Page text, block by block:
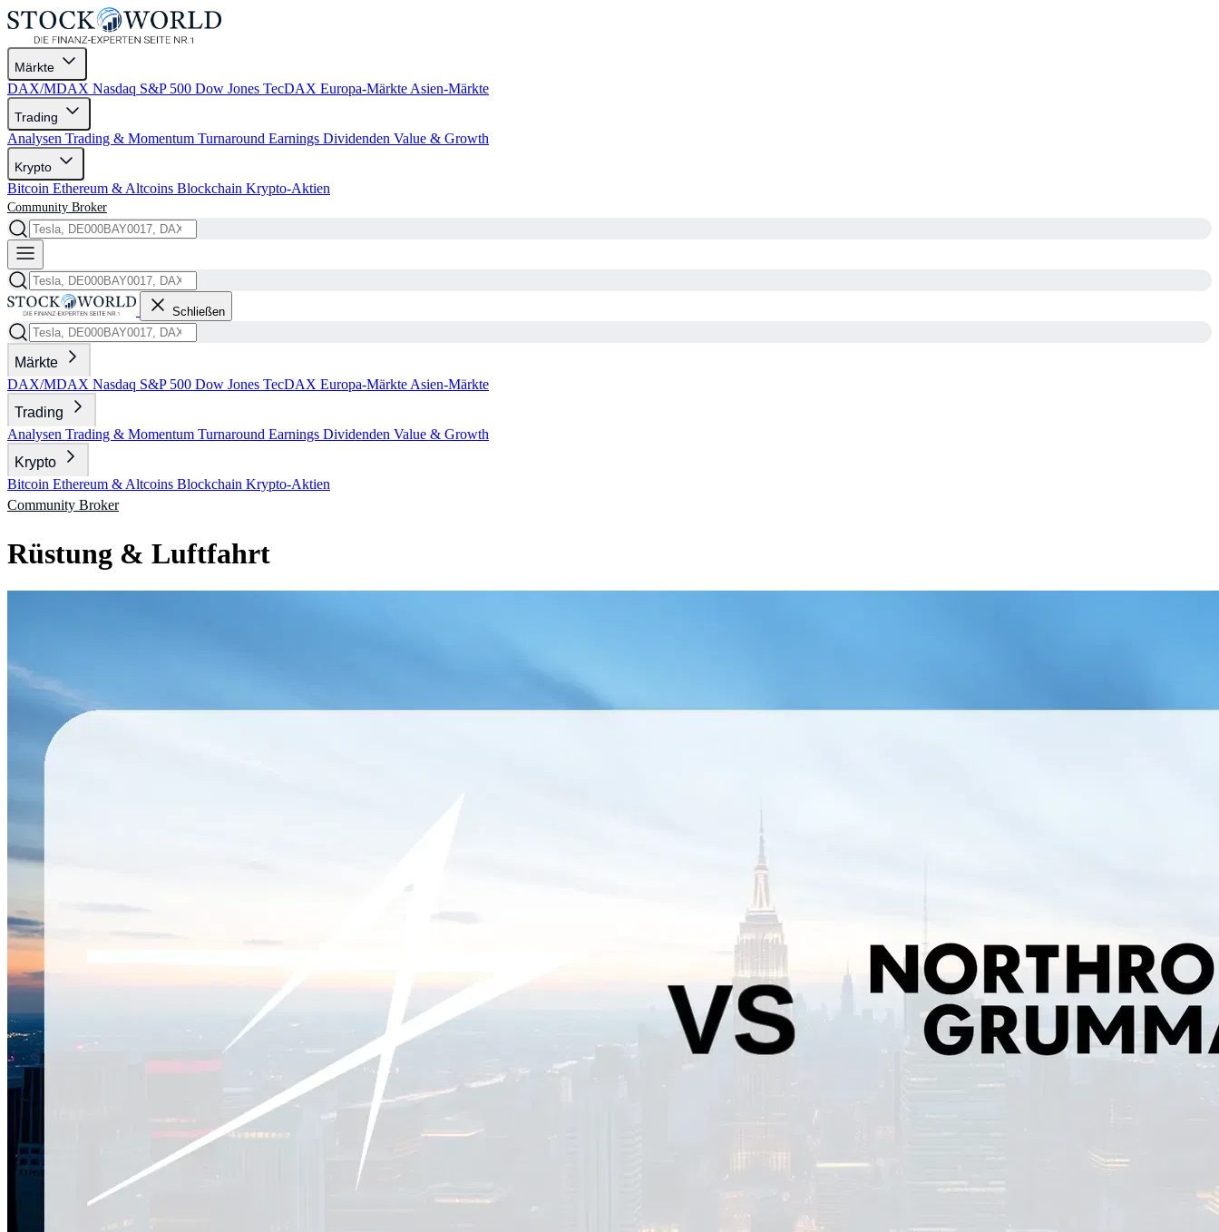
Märkte
DAX/MDAX Nasdaq S&P 500 Dow Jones TecDAX Europa-Märkte Asien-Märkte
Trading
Analysen Trading & Momentum Turnaround Earnings Dividenden Value & Growth
Krypto
Bitcoin Ethereum & Altcoins Blockchain Krypto-Aktien
Community Broker
Schließen
Märkte
DAX/MDAX Nasdaq S&P 500 Dow Jones TecDAX Europa-Märkte Asien-Märkte
Trading
Analysen Trading & Momentum Turnaround Earnings Dividenden Value & Growth
Krypto
Bitcoin Ethereum & Altcoins Blockchain Krypto-Aktien
Community Broker
Rüstung & Luftfahrt